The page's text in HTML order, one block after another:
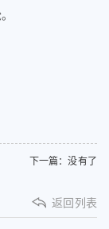
下一篇：没有了
返回列表